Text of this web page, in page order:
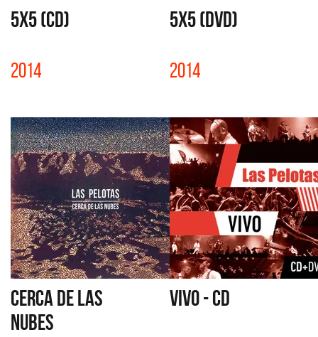
5X5 (CD)
2014
5X5 (DVD)
2014
CERCA DE LAS
NUBES
VIVO - CD